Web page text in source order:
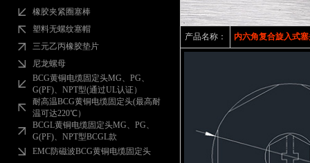
橡胶夹紧圈塞棒
塑料无螺纹塞帽
三元乙丙橡胶垫片
尼龙螺母
BCG黄铜电缆固定头MG、PG、
G(PF)、NPT型(通过UL认证）
耐高温BCG黄铜电缆固定头(最高耐
温可达220℃）
BCGL黄铜电缆固定头MG、PG、
G(PF)、NPT型BCGL款
EMC防磁波BCG黄铜电缆固定头
产品名称： 内六角复合旋入式